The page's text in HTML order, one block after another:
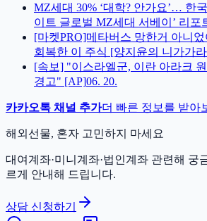
MZ세대 30% ‘대학? 안가요’… 한
이트 글로벌 MZ세대 서베이’ 리포
[마켓PRO]메타버스 망한거 아니
회복한 이 주식 [양지윤의 니가가
[속보] "이스라엘군, 이란 아라크
경고" [AP]06. 20.
카카오톡 채널 추가더 빠른 정보를 받아
해외선물, 혼자 고민하지 마세요
대여계좌·미니계좌·법인계좌 관련해 궁
르게 안내해 드립니다.
상담 신청하기